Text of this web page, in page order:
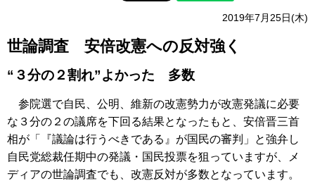
2019年7月25日(木)
世論調査 安倍改憲への反対強く
“３分の２割れ”よかった 多数
参院選で自民、公明、維新の改憲勢力が改憲発議に必要
な３分の２の議席を下回る結果となったもと、安倍晋三首
相が「『議論は行うべきである』が国民の審判」と強弁し
自民党総裁任期中の発議・国民投票を狙っていますが、メ
ディアの世論調査でも、改憲反対が多数となっています。